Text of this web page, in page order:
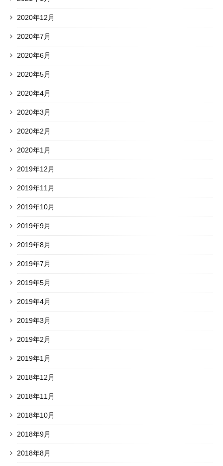
2020年12月
2020年7月
2020年6月
2020年5月
2020年4月
2020年3月
2020年2月
2020年1月
2019年12月
2019年11月
2019年10月
2019年9月
2019年8月
2019年7月
2019年5月
2019年4月
2019年3月
2019年2月
2019年1月
2018年12月
2018年11月
2018年10月
2018年9月
2018年8月